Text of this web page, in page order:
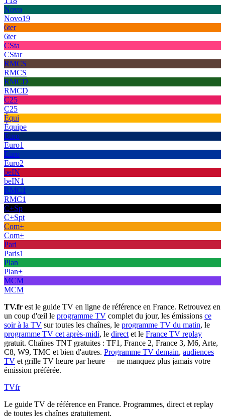
Novo
Novo19
6ter
6ter
CSta
CStar
RMCS
RMCS
RMCD
RMCD
C25
C25
Équi
Équipe
Euro
Euro1
Euro
Euro2
beIN
beIN1
RMC1
RMC1
C+Sp
C+Spt
Com+
Com+
Pari
Paris1
Plan
Plan+
MCM
MCM
TV.fr est le guide TV en ligne de référence en France. Retrouvez en
un coup d'œil le programme TV complet du jour, les émissions ce
soir à la TV sur toutes les chaînes, le programme TV du matin, le
programme TV cet après-midi, le direct et le France TV replay
gratuit. Chaînes TNT gratuites : TF1, France 2, France 3, M6, Arte,
C8, W9, TMC et bien d'autres. Programme TV demain, audiences
TV et grille TV heure par heure — ne manquez plus jamais votre
émission préférée.
TVfr
Le guide TV de référence en France. Programmes, direct et replay
de toutes les chaînes gratuitement.